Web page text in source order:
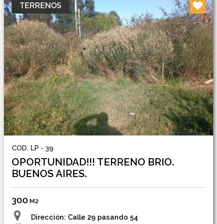
TERRENOS
COD. LP - 39
OPORTUNIDAD!!! TERRENO BRIO.
BUENOS AIRES.
300 M2
Dirección: Calle 29 pasando 54